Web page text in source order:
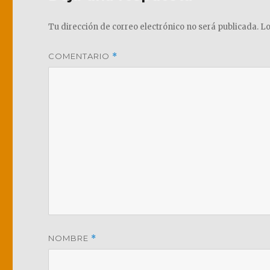
Tu dirección de correo electrónico no será publicada.
COMENTARIO *
NOMBRE *